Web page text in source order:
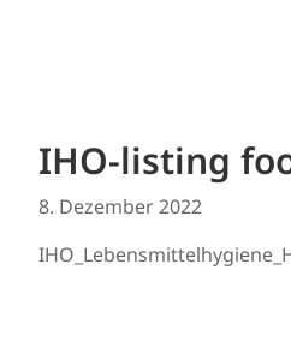
IHO-listing
8. Dezember 2022